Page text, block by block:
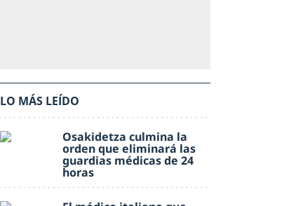
LO MÁS LEÍDO
Osakidetza culmina la
orden que eliminará las
guardias médicas de 24
horas